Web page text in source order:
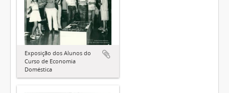
Exposição dos Alunos do
Curso de Economia
Doméstica